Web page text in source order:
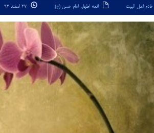
خادم اهل البیت ائمه اطهار, امام حسن (ع)